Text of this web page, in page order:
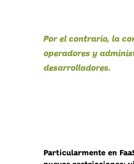
Por el contrario, la
operadores y
desarrolladores.
Particularmente en